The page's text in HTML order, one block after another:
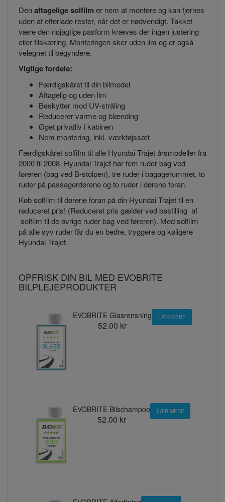
Denaftagelige solfilmer nem at montere og kan fjernes
uden at efterlade rester, når det er nødvendigt. Takket
være den nøjagtige pasform kræves der ingen justering
eller tilskæring. Monteringen sker uden lim og er også
velegnet til begyndere.
Vigtige fordele:
Færdigskåret til din bilmodel
Aftagelig og uden lim
Beskytter mod UV-stråling
Reducerer varme og blænding
Øget privatliv i kabinen
Nem montering, inkl. værktøjssæt
Færdigskåret solfilm til alle Hyundai Trajet årsmodeller fra
2000 til 2008. Hyundai Trajet har fem ruder bag ved
føreren (bag ved B-stolpen), tre ruder i bagagerummet, to
ruder på passagerdørene og to ruder i dørene foran.
Køb solfilm til dørene foran på din Hyundai Trajet til en
reduceret pris! (Reduceret pris gælder ved bestilling af
solfilm til de øvrige ruder bag ved føreren). Med solfilm
på alle syv ruder får du en bedre, tryggere og køligere
Hyundai Trajet.
OPFRISK DIN BIL MED EVOBRITE
BILPLEJEPRODUKTER
EVOBRITE Glasrensning
52.00 kr
LÆR MERE
EVOBRITE Bilschampoo
52.00 kr
LÆR MERE